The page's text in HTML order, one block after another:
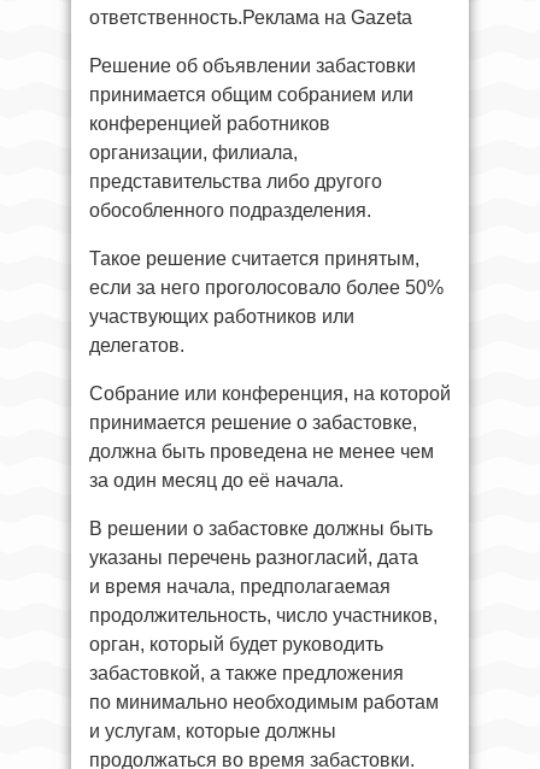
ответственность.Реклама на Gazeta
Решение об объявлении забастовки
принимается общим собранием или
конференцией работников
организации, филиала,
представительства либо другого
обособленного подразделения.
Такое решение считается принятым,
если за него проголосовало более 50%
участвующих работников или
делегатов.
Собрание или конференция, на которой
принимается решение о забастовке,
должна быть проведена не менее чем
за один месяц до её начала.
В решении о забастовке должны быть
указаны перечень разногласий, дата
и время начала, предполагаемая
продолжительность, число участников,
орган, который будет руководить
забастовкой, а также предложения
по минимально необходимым работам
и услугам, которые должны
продолжаться во время забастовки.